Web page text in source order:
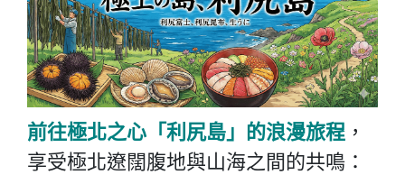
前往極北之心 「利尻島」 的浪漫旅程 ，
享受極北遼闊腹地與山海之間的共鳴：